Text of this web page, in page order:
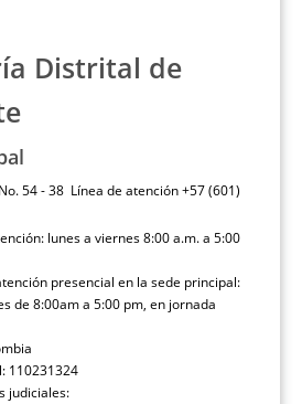
Distrital de
54 - 38 Línea de atención +57 (601)
lunes a viernes 8:00 a.m. a 5:00
presencial en la sede principal:
de 8:00am a 5:00 pm, en jornada
110231324
judiciales: